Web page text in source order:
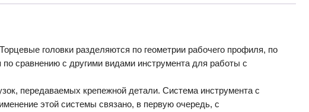
головки разделяются по геометрии рабочего профиля, по
сравнению с другими видами инструмента для работы с
передаваемых крепежной детали. Система инструмента с
этой системы связано, в первую очередь, с